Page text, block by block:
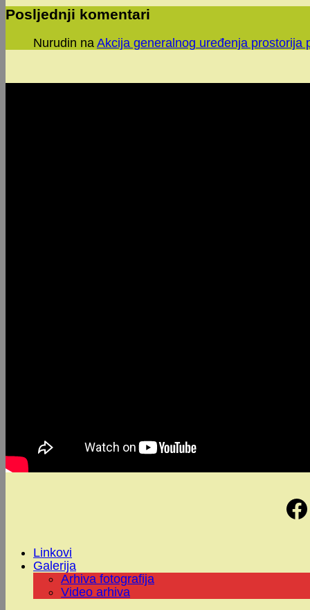
Posljednji komentari
Nurudin na Akcija generalnog uređenja prostorija
Linkovi
Galerija
Arhiva fotografija
Video arhiva